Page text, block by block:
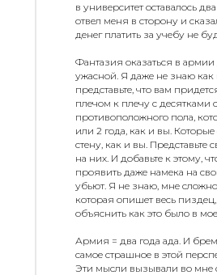
в университет оставалось
отвел меня в сторону и
денег платить за учебу не
Фантазия оказаться в
ужасной. Я даже не знаю как
представьте, что вам
плечом к плечу с десятками
противоположного пола,
или 2 года, как и вы. Которые
стену, как и вы.
на них. И добавьте к этому,
проявить даже намека на
убьют. Я не знаю, мне
которая опишет весь
объяснить как это было в
Армия = два года ада. И
самое страшное в этой
Эти мысли вызывали во мне